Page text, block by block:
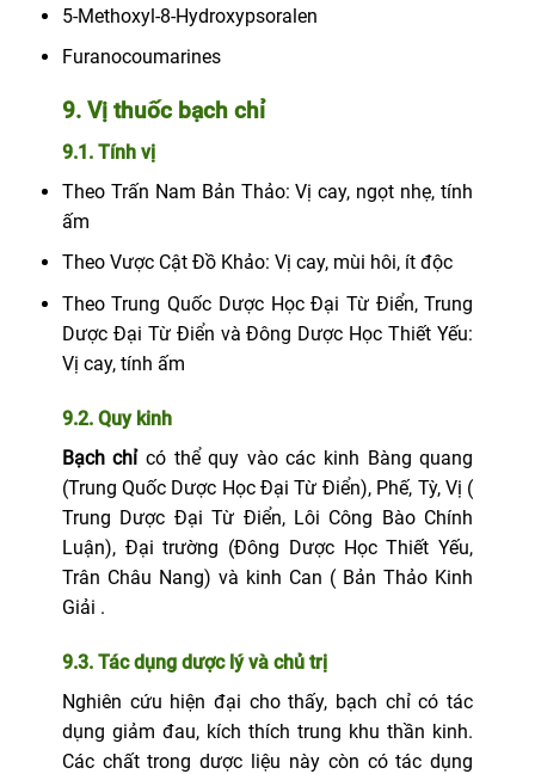
5-Methoxyl-8-Hydroxypsoralen
Furanocoumarines
9. Vị thuốc bạch chỉ
9.1. Tính vị
Theo Trấn Nam Bản Thảo: Vị cay, ngọt nhẹ, tính
ấm
Theo Vược Cật Đồ Khảo: Vị cay, mùi hôi, ít độc
Theo Trung Quốc Dược Học Đại Từ Điển, Trung
Dược Đại Từ Điển và Đông Dược Học Thiết Yếu:
Vị cay, tính ấm
9.2. Quy kinh
Bạch chỉcó thể quy vào các kinh Bàng quang
(Trung Quốc Dược Học Đại Từ Điển), Phế, Tỳ, Vị (
Trung Dược Đại Từ Điển, Lôi Công Bào Chính
Luận), Đại trường (Đông Dược Học Thiết Yếu,
Trân Châu Nang) và kinh Can ( Bản Thảo Kinh
Giải .
9.3. Tác dụng dược lý và chủ trị
Nghiên cứu hiện đại cho thấy, bạch chỉ có tác
dụng giảm đau, kích thích trung khu thần kinh.
Các chất trong dược liệu này còn có tác dụng